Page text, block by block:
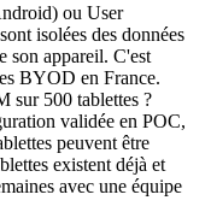
ou User
isolées des données
son appareil. C'est
BYOD en France.
sur 500 tablettes ?
validée en POC,
peuvent être
existent déjà et
avec une équipe